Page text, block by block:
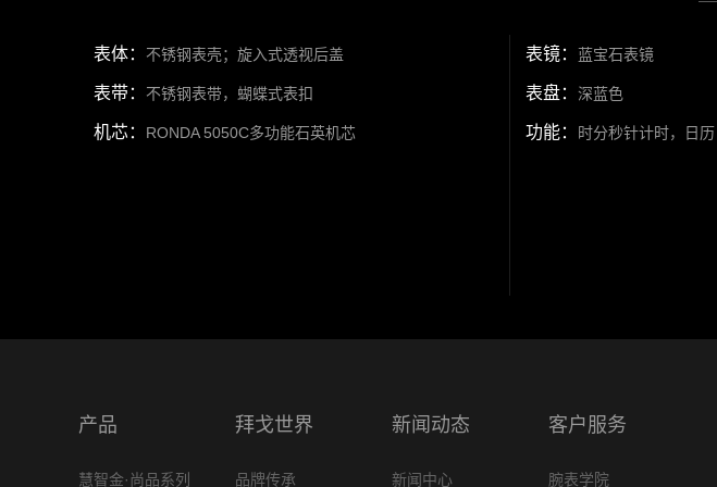
表体： 不锈钢表壳；旋入式透视后盖
表带： 不锈钢表带，蝴蝶式表扣
机芯： RONDA 5050C多功能石英机芯
表镜： 蓝宝石表镜
表盘： 深蓝色
功能： 时分秒针计时，日历
产品
慧智金·尚品系列
拜戈世界
品牌传承
新闻动态
新闻中心
客户服务
腕表学院